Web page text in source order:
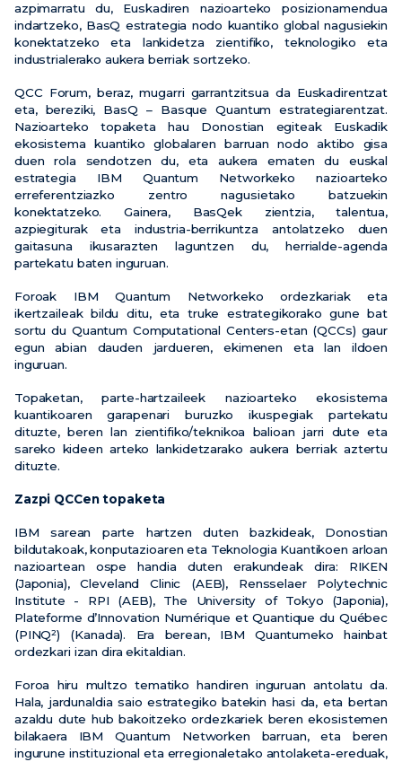
azpimarratu du, Euskadiren nazioarteko posizionamendua
indartzeko, BasQ estrategia nodo kuantiko global nagusiekin
konektatzeko eta lankidetza zientifiko, teknologiko eta
industrialerako aukera berriak sortzeko.
QCC Forum, beraz, mugarri garrantzitsua da Euskadirentzat
eta, bereziki, BasQ – Basque Quantum estrategiarentzat.
Nazioarteko topaketa hau Donostian egiteak Euskadik
ekosistema kuantiko globalaren barruan nodo aktibo gisa
duen rola sendotzen du, eta aukera ematen du euskal
estrategia IBM Quantum Networkeko nazioarteko
erreferentziazko zentro nagusietako batzuekin
konektatzeko. Gainera, BasQek zientzia, talentua,
azpiegiturak eta industria-berrikuntza antolatzeko duen
gaitasuna ikusarazten laguntzen du, herrialde-agenda
partekatu baten inguruan.
Foroak IBM Quantum Networkeko ordezkariak eta
ikertzaileak bildu ditu, eta truke estrategikorako gune bat
sortu du Quantum Computational Centers-etan (QCCs) gaur
egun abian dauden jardueren, ekimenen eta lan ildoen
inguruan.
Topaketan, parte-hartzaileek nazioarteko ekosistema
kuantikoaren garapenari buruzko ikuspegiak partekatu
dituzte, beren lan zientifiko/teknikoa balioan jarri dute eta
sareko kideen arteko lankidetzarako aukera berriak aztertu
dituzte.
Zazpi QCCen topaketa
IBM sarean parte hartzen duten bazkideak, Donostian
bildutakoak, konputazioaren eta Teknologia Kuantikoen arloan
nazioartean ospe handia duten erakundeak dira: RIKEN
(Japonia), Cleveland Clinic (AEB), Rensselaer Polytechnic
Institute - RPI (AEB), The University of Tokyo (Japonia),
Plateforme d’Innovation Numérique et Quantique du Québec
(PINQ²) (Kanada). Era berean, IBM Quantumeko hainbat
ordezkari izan dira ekitaldian.
Foroa hiru multzo tematiko handiren inguruan antolatu da.
Hala, jardunaldia saio estrategiko batekin hasi da, eta bertan
azaldu dute hub bakoitzeko ordezkariek beren ekosistemen
bilakaera IBM Quantum Networken barruan, eta beren
ingurune instituzional eta erregionaletako antolaketa-ereduak,